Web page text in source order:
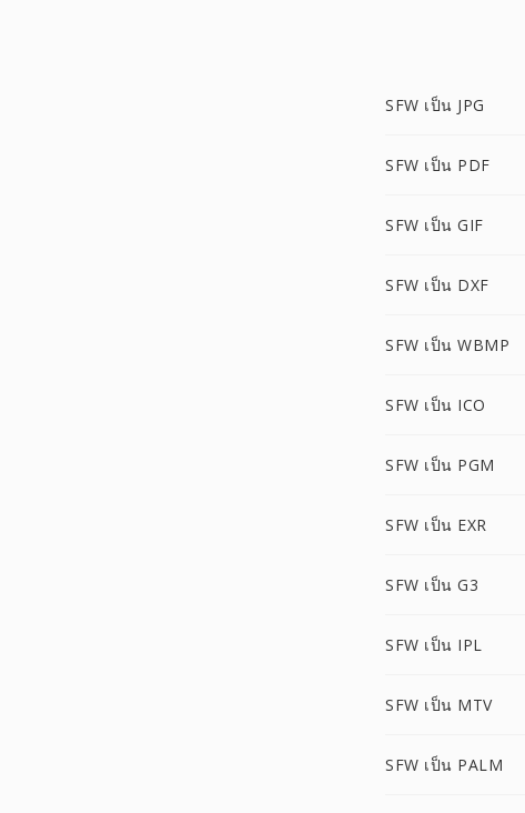
SFW เป็น JPG
SFW เป็น PDF
SFW เป็น GIF
SFW เป็น DXF
SFW เป็น WBMP
SFW เป็น ICO
SFW เป็น PGM
SFW เป็น EXR
SFW เป็น G3
SFW เป็น IPL
SFW เป็น MTV
SFW เป็น PALM